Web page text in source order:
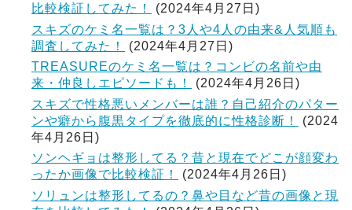
比較検証してみた！
(2024年4月27日)
スキズのケミ名一覧は？3人や4人の由来&人気順も
調査してみた！
(2024年4月27日)
TREASUREのケミ名一覧は？コンビの名前や由
来・仲良しエピソードも！
(2024年4月26日)
スキズで性格悪いメンバーは誰？自己紹介のパター
ンや癖から腹黒タイプを徹底的に性格診断！
(2024
年4月26日)
ソンヘギョは整形してる？昔と現在でどこが顔変わ
ったか画像で比較検証！
(2024年4月26日)
ソリュンは整形してるの？鼻や目など昔の画像と現